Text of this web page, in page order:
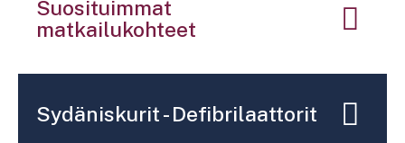
Suosituimmat
matkailukohteet
Sydäniskurit - Defibrilaattorit